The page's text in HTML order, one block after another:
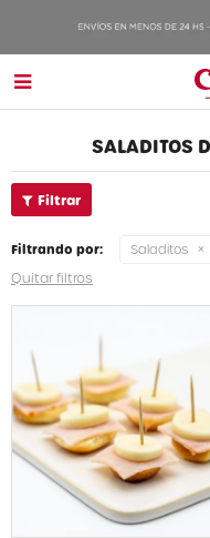

SALADITOS
Filtrando por: Saladitos
Quitar filtros